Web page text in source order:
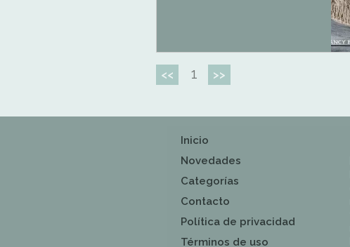
<< 1 >>
Inicio
Novedades
Categorías
Contacto
Política de privacidad
Términos de uso